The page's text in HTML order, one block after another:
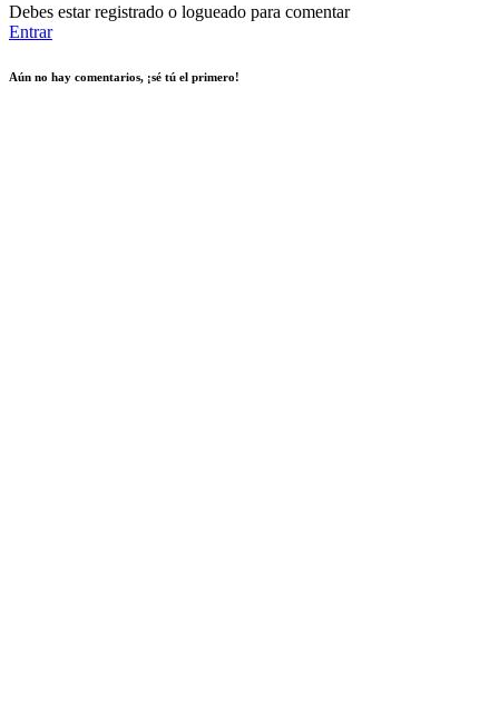
Debes estar registrado o logueado para comentar
Entrar
Aún no hay comentarios, ¡sé tú el primero!